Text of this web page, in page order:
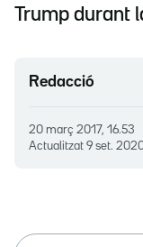
Trump durant
Redacció
20 març 2017, 16.53
Actualitzat 9 set.